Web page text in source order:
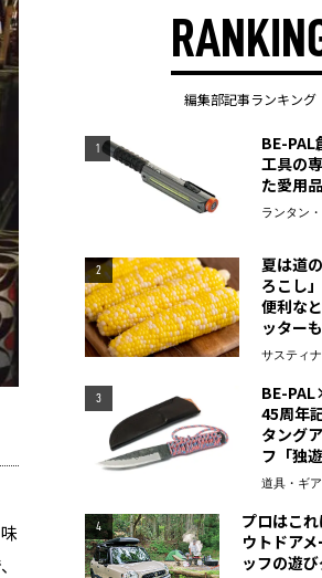
編集部記事ランキング
1
BE-PAL
工具の
た愛用
ランタン
2
夏は道
ろこし
便利な
ッター
サスティ
3
BE-
45周年
タング
フ「独遊
道具・ギア
4
プロはこ
ウトドア
ッフの遊